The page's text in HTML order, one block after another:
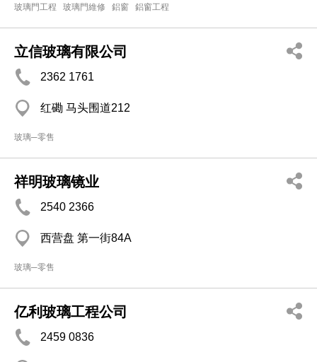
玻璃門工程
玻璃門維修 鋁窗 鋁窗工程
立信玻璃有限公司
2362 1761
红磡 马头围道212
玻璃─零售
祥明玻璃镜业
2540 2366
西营盘 第一街84A
玻璃─零售
亿利玻璃工程公司
2459 0836